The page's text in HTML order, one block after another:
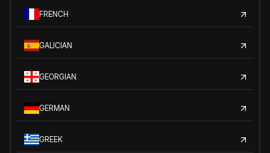
FRENCH
GALICIAN
GEORGIAN
GERMAN
GREEK